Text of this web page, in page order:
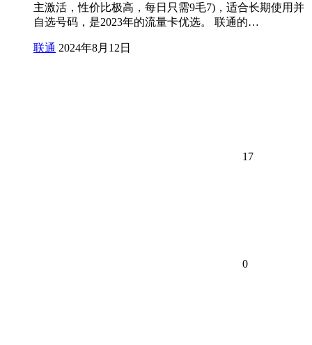
主激活，性价比极高，每日只需9毛7)，适合长期使用并
自选号码，是2023年的流量卡优选。 联通的…
联通 2024年8月12日
17
0